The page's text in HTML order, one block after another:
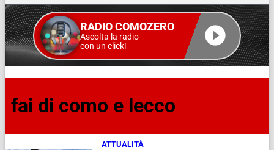
RADIO COMOZERO
Ascolta la radio
con un click!
fai di como e lecco
ATTUALITÀ